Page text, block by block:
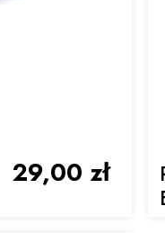
29,00 zł